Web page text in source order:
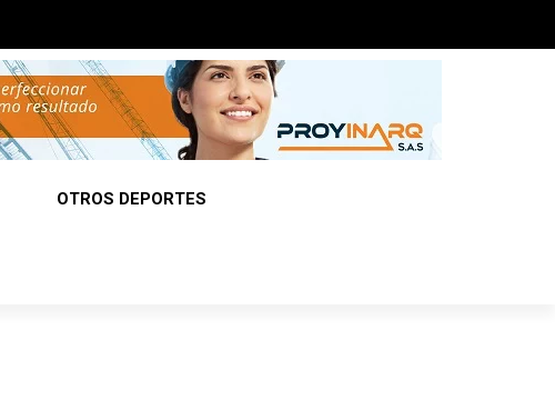
OTROS DEPORTES